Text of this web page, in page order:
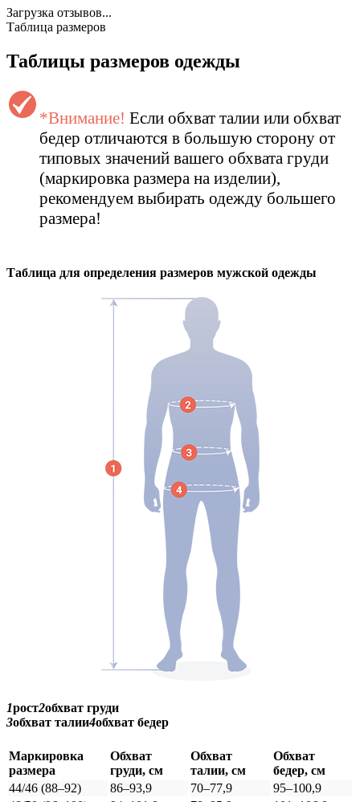
Загрузка отзывов...
Таблица размеров
Таблицы размеров одежды
*Внимание! Если обхват талии или обхват
бедер отличаются в большую сторону от
типовых значений вашего обхвата груди
(маркировка размера на изделии),
рекомендуем выбирать одежду большего
размера!
Таблица для определения размеров мужской одежды
1рост2обхват груди
3обхват талии4обхват бедер
Маркировка
размера
Обхват
груди, см
Обхват
талии, см
Обхват
бедер, см
44/46 (88–92)
86–93,9 70–77,9
95–100,9